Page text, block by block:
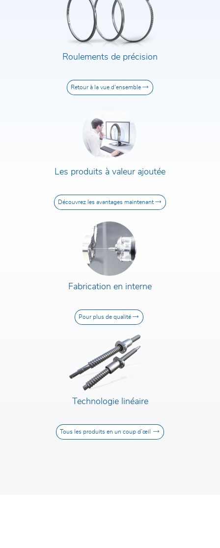
Roulements de précision
Retour à la vue d'ensemble
Les produits à valeur ajoutée
Découvrez les avantages maintenant
Fabrication en interne
Pour plus de qualité
Technologie linéaire
Tous les produits en un coup d’œil